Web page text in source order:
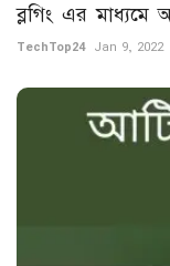
ব্লগিং এর মাধ্যমে
TechTop24 Jan 9, 2022